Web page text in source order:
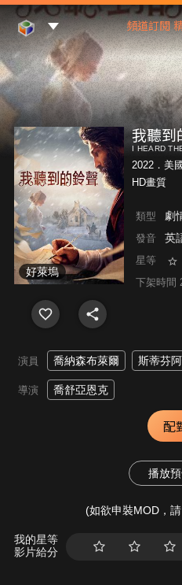
Mod Web頻道訂閱
好萊塢
我聽到
I HEARD
2022．美
HD畫質
類型 劇
發音 英
星等
下架時間
演員 喬納森布萊爾 斯蒂芬
導演 喬舒亞恩克
配
播放
(如欲申裝MOD，
我的星等
影片給分